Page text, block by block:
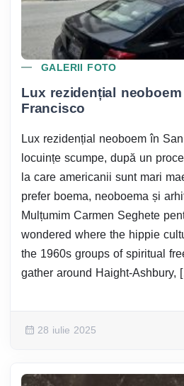
GALERII FOTO
Lux rezidențial
Francisco
Lux rezidențial neoboem în
locuințe scumpe, după un
la care americanii sunt mari
prefer boema, neoboema și
Mulțumim Carmen Seghete
wondered where the hippie
the 1960s groups of spiritual
gather around Haight-Ashbury,
28 iulie 2025